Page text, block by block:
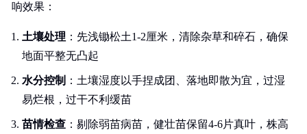
响效果：
土壤处理 ：先浅锄松土1-2厘米，清除杂草和碎石，确保
地面平整无凸起
水分控制 ：土壤湿度以手捏成团、落地即散为宜，过湿
易烂根，过干不利缓苗
苗情检查 ：剔除弱苗病苗，健壮苗保留4-6片真叶，株高